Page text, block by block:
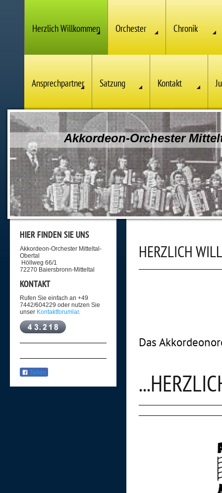
Herzlich Willkommen Orchester Chronik
Ansprechpartner Satzung Kontakt
Akkordeon-Orchester
HIER FINDEN SIE UNS
Akkordeon-Orchester Mitteltal-
Obertal
Höllweg 66/1
72270 Baiersbronn-Mitteltal
KONTAKT
Rufen Sie einfach an +49
7442/604229 oder nutzen Sie
unser Kontaktforumlar.
Teilen
HERZLICH
Das